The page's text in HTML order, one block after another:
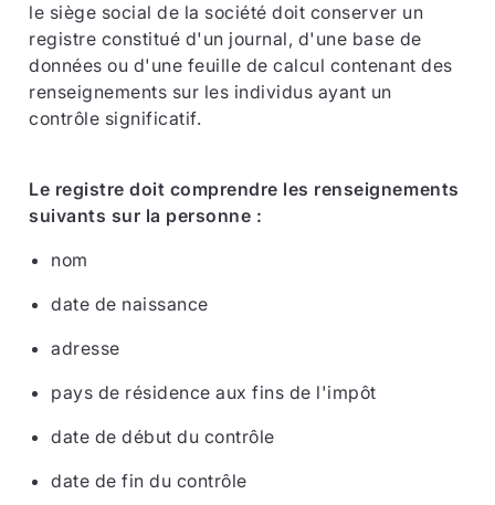
le siège social de la société doit conserver un
registre constitué d'un journal, d'une base de
données ou d'une feuille de calcul contenant des
renseignements sur les individus ayant un
contrôle significatif.
Le registre doit comprendre les renseignements
suivants sur la personne :
nom
date de naissance
adresse
pays de résidence aux fins de l'impôt
date de début du contrôle
date de fin du contrôle